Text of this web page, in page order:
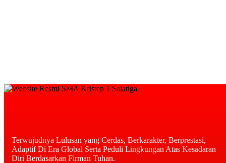
Terwujudnya Lulusan yang Cerdas, Berkarakter, Berprestasi,
Adaptif Di Era Global Serta Peduli Lingkungan Atas Kesadaran
Diri Berdasarkan Firman Tuhan.